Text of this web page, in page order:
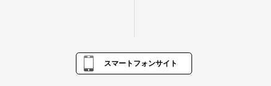
スマートフォンサイト